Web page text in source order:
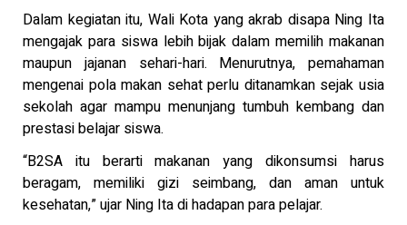
Dalam kegiatan itu, Wali Kota yang akrab disapa Ning Ita
mengajak para siswa lebih bijak dalam memilih makanan
maupun jajanan sehari-hari. Menurutnya, pemahaman
mengenai pola makan sehat perlu ditanamkan sejak usia
sekolah agar mampu menunjang tumbuh kembang dan
prestasi belajar siswa.
“B2SA itu berarti makanan yang dikonsumsi harus
beragam, memiliki gizi seimbang, dan aman untuk
kesehatan,” ujar Ning Ita di hadapan para pelajar.